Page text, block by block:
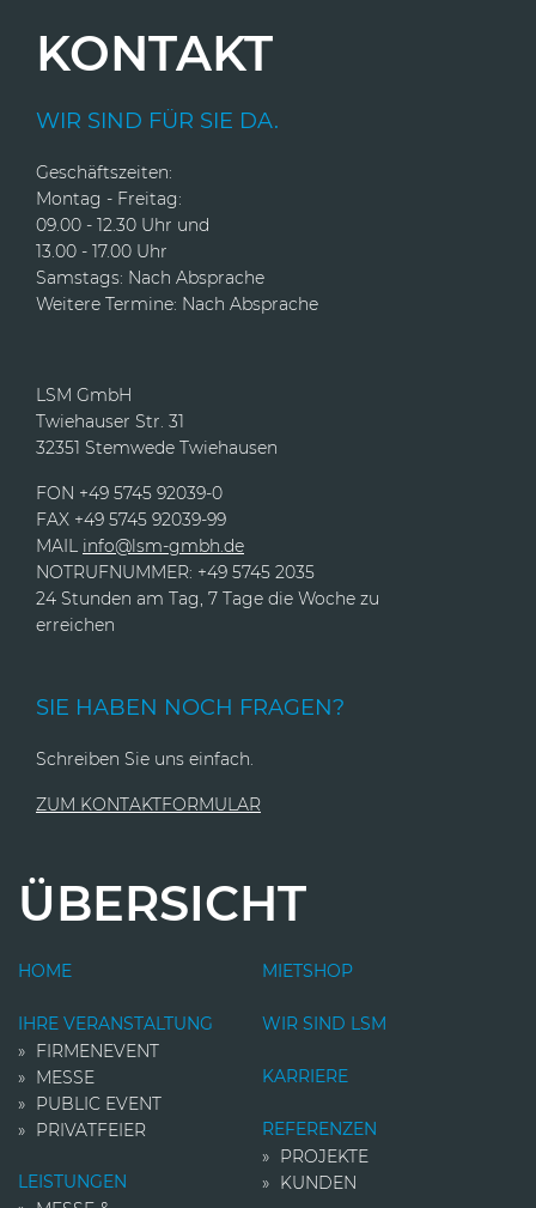
KONTAKT
WIR SIND FÜR SIE DA.
Geschäftszeiten:
Montag - Freitag:
09.00 - 12.30 Uhr und
13.00 - 17.00 Uhr
Samstags: Nach Absprache
Weitere Termine: Nach Absprache
LSM GmbH
Twiehauser Str. 31
32351 Stemwede Twiehausen
FON +49 5745 92039-0
FAX +49 5745 92039-99
MAIL info@lsm-gmbh.de
NOTRUFNUMMER: +49 5745 2035
24 Stunden am Tag, 7 Tage die Woche zu
erreichen
SIE HABEN NOCH FRAGEN?
Schreiben Sie uns einfach.
ZUM KONTAKTFORMULAR
ÜBERSICHT
HOME
IHRE VERANSTALTUNG
FIRMENEVENT
MESSE
PUBLIC EVENT
PRIVATFEIER
LEISTUNGEN
MIETSHOP
WIR SIND LSM
KARRIERE
REFERENZEN
PROJEKTE
KUNDEN